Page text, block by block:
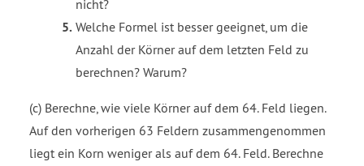
nicht?
Welche Formel ist besser geeignet, um die
Anzahl der Körner auf dem letzten Feld zu
berechnen? Warum?
(c) Berechne, wie viele Körner auf dem 64. Feld liegen.
Auf den vorherigen 63 Feldern zusammengenommen
liegt ein Korn weniger als auf dem 64. Feld. Berechne